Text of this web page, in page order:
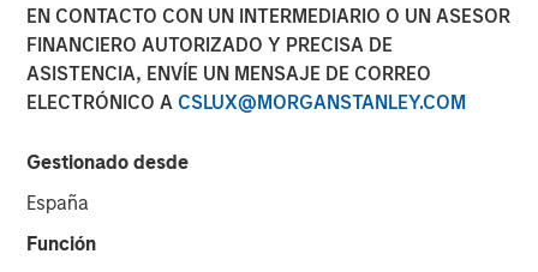
EN CONTACTO CON UN INTERMEDIARIO O UN ASESOR
FINANCIERO AUTORIZADO Y PRECISA DE
ASISTENCIA, ENVÍE UN MENSAJE DE CORREO
ELECTRÓNICO A CSLUX@MORGANSTANLEY.COM
Gestionado desde
España
Función